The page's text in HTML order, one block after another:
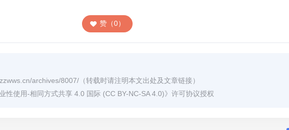
赞（0）
archives/8007/ （转载时请注明本文出处及文章链接）
性使用-相同方式共享 4.0 国际 (CC BY-NC-SA 4.0)》许可协议授权